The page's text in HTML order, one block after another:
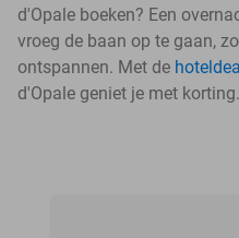
d'Opale boeken? Een
vroeg de baan op te gaan,
ontspannen. Met de
d'Opale geniet je met korting.